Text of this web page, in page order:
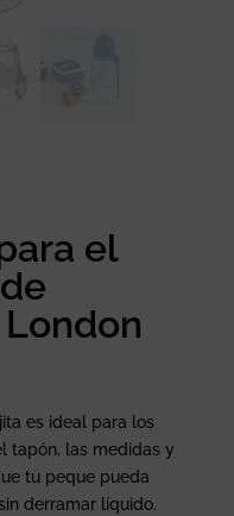
el
es ideal para los
tapón, las medidas y
tu peque pueda
derramar líquido.